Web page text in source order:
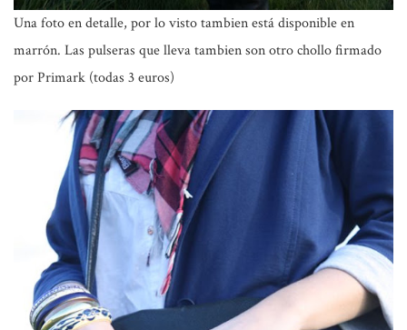
Una foto en detalle, por lo visto tambien está disponible en
marrón. Las pulseras que lleva tambien son otro chollo firmado
porPrimark (todas 3 euros)